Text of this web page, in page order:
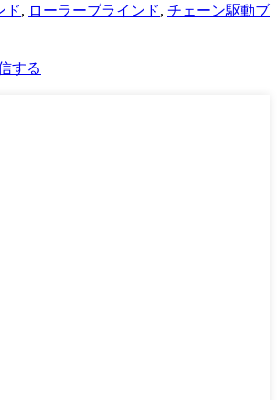
ド, ローラーブラインド, チェーン駆動ブ
する